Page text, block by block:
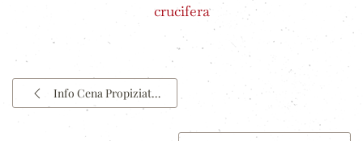
crucifera
Info Cena Propiziat…